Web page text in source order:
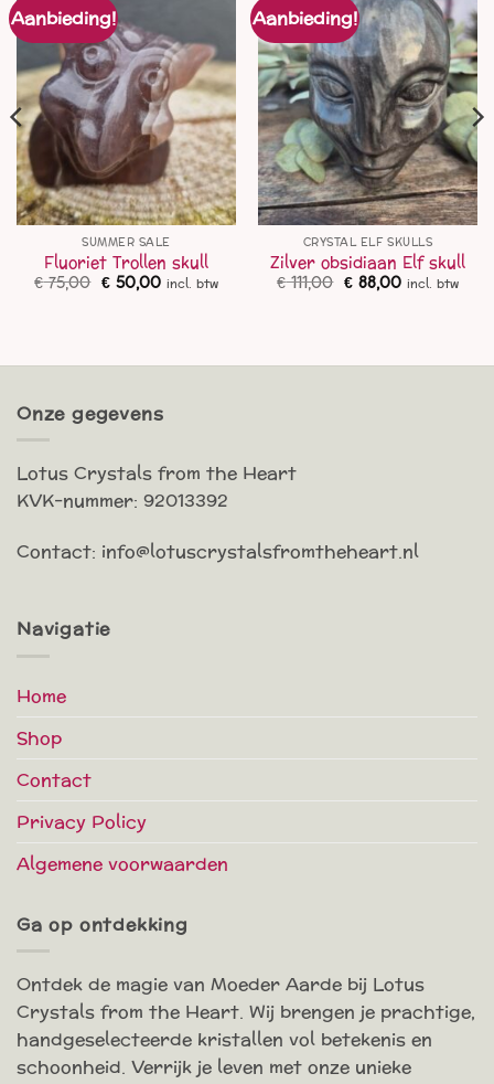
Aanbieding!
SUMMER SALE
Fluoriet Trollen skull
€75,00 Oorspronkelijke
prijs
€50,00Huidige
prijs
incl. btw
Aanbieding!
CRYSTAL ELF SKULLS
Zilver obsidiaan Elf skull
€111,00 Oorspronkelijke
prijs
€88,00Huidige
prijs
incl. btw
Onze gegevens
Lotus Crystals from the Heart
KVK-nummer: 92013392
Contact: info@lotuscrystalsfromtheheart.nl
Navigatie
Home
Shop
Contact
Privacy Policy
Algemene voorwaarden
Ga op ontdekking
Ontdek de magie van Moeder Aarde bij Lotus
Crystals from the Heart. Wij brengen je prachtige,
handgeselecteerde kristallen vol betekenis en
schoonheid. Verrijk je leven met onze unieke